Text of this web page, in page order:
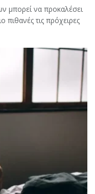
μπορεί να προκαλέσει
τις πρόχειρες